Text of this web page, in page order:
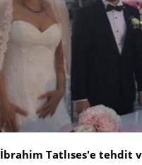
İbrahim Tatlıses'e tehdit